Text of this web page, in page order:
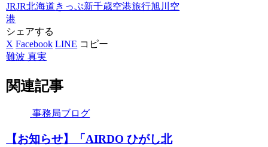
JRJR北海道きっぷ新千歳空港旅行旭川空
港
シェアする
X Facebook LINE コピー
難波 真実
関連記事
事務局ブログ
【お知らせ】「AIRDO ひがし北